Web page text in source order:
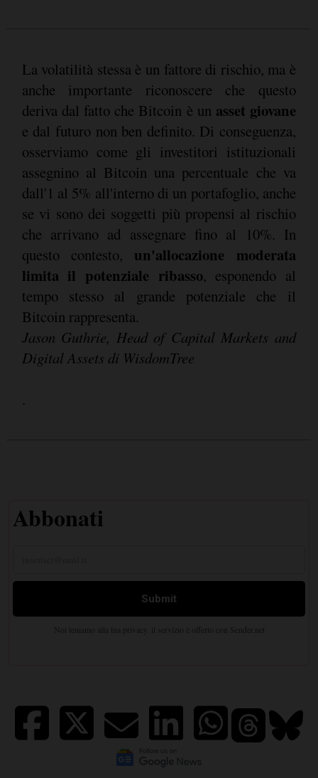
La volatilità stessa è un fattore di rischio, ma è
anche importante riconoscere che questo
deriva dal fatto che Bitcoin è un asset giovane
e dal futuro non ben definito. Di conseguenza,
osserviamo come gli investitori istituzionali
assegnino al Bitcoin una percentuale che va
dall'1 al 5% all'interno di un portafoglio, anche
se vi sono dei soggetti più propensi al rischio
che arrivano ad assegnare fino al 10%. In
questo contesto, un'allocazione moderata
limita il potenziale ribasso, esponendo al
tempo stesso al grande potenziale che il
Bitcoin rappresenta.
Jason Guthrie, Head of Capital Markets and
Digital Assets di WisdomTree
.